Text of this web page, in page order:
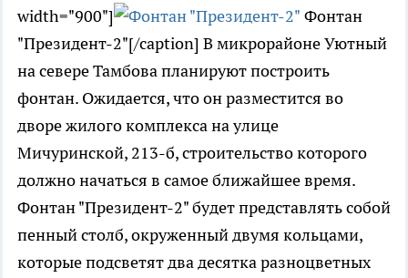
width="900"]
Фонтан
"Президент-2"[/caption] В микрорайоне Уютный
на севере Тамбова планируют построить
фонтан. Ожидается, что он разместится во
дворе жилого комплекса на улице
Мичуринской, 213-б, строительство которого
должно начаться в самое ближайшее время.
Фонтан "Президент-2" будет представлять собой
пенный столб, окруженный двумя кольцами,
которые подсветят два десятка разноцветных